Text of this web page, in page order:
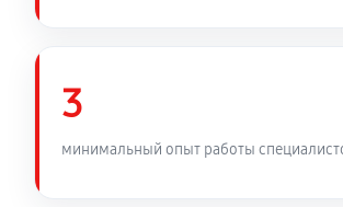
3
минимальный опыт работы